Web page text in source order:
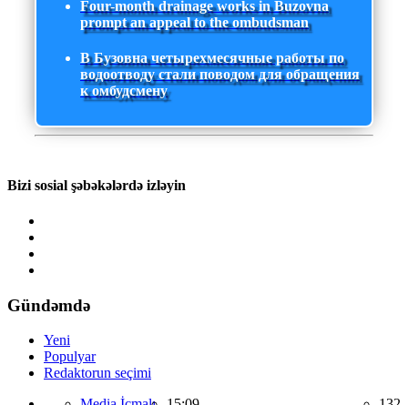
Four-month drainage works in Buzovna
prompt an appeal to the ombudsman
В Бузовна четырехмесячные работы по
водоотводу стали поводом для обращения
к омбудсмену
Bizi sosial şəbəkələrdə izləyin
Gündəmdə
Yeni
Populyar
Redaktorun seçimi